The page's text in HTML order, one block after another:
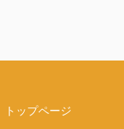
トップページ